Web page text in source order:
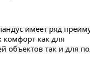
имеет ряд
как для
объектов так и для